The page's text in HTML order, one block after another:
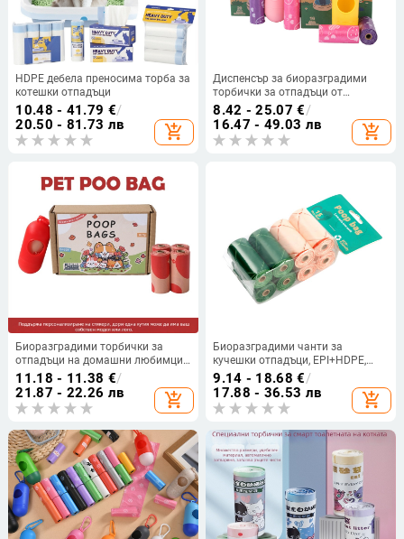
HDPE дебела преносима торба за
котешки отпадъци
10.48 - 41.79 €/
20.50 - 81.73 лв
add_shopping_cart
Диспенсър за биоразградими
торбички за отпадъци от
домашни любимци с ягодов
аромат, 15 торбички в ролка,
HDPE материал, с плосък отвор
8.42 - 25.07 €/
16.47 - 49.03 лв
add_shopping_cart
Биоразградими торбички за
отпадъци на домашни любимци
с аромат, размери 23×33 см, 15
бр./ролка
11.18 - 11.38 €/
21.87 - 22.26 лв
add_shopping_cart
Биоразградими чанти за
кучешки отпадъци, EPI+HDPE,
плосък отвор, опаковка OPP
пакет 6/8/12 броя, стандартна
дебелина
9.14 - 18.68 €/
17.88 - 36.53 лв
add_shopping_cart